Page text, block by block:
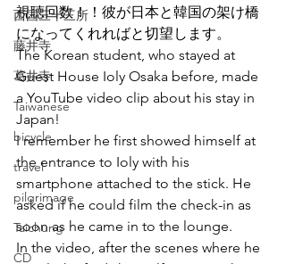
西国三十三所
藤井寺
葛井寺
Taiwanese
bicycle
travel
pilgrimage
Taichung
CD
視聴回数！！彼が日本と韓国の架け橋
になってくれればと切望します。
The Korean student, who stayed at
Guest House Ioly Osaka before, made
a YouTube video clip about his stay in
Japan!
I remember he first showed himself at
the entrance to Ioly with his
smartphone attached to the stick. He
asked if he could film the check-in as
soon as he came in to the lounge.
In the video, after the scenes where he